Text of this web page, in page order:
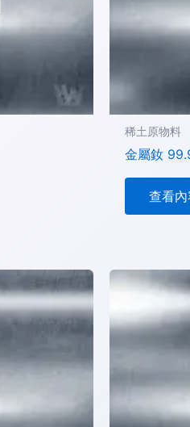
稀土原物料
金屬釹
查看內